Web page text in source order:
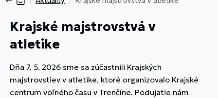
Krajské majstrovstvá v
atletike
Dňa 7. 5. 2026 sme sa zúčastnili Krajských
majstrovstiev v atletike, ktoré organizovalo Krajské
centrum voľného času v Trenčíne. Podujatie nám